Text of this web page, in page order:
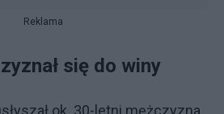
Reklama
się do winy
ok. 30-letni mężczyzna